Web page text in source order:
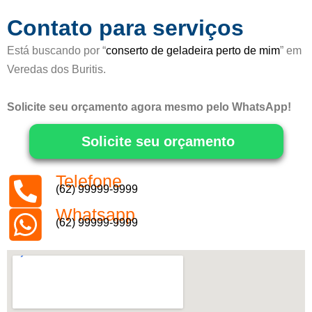
Contato para serviços
Está buscando por “conserto de geladeira perto de mim” em
Veredas dos Buritis.
Solicite seu orçamento agora mesmo pelo WhatsApp!
Solicite seu orçamento
Telefone
(62) 99999-9999
Whatsapp
(62) 99999-9999